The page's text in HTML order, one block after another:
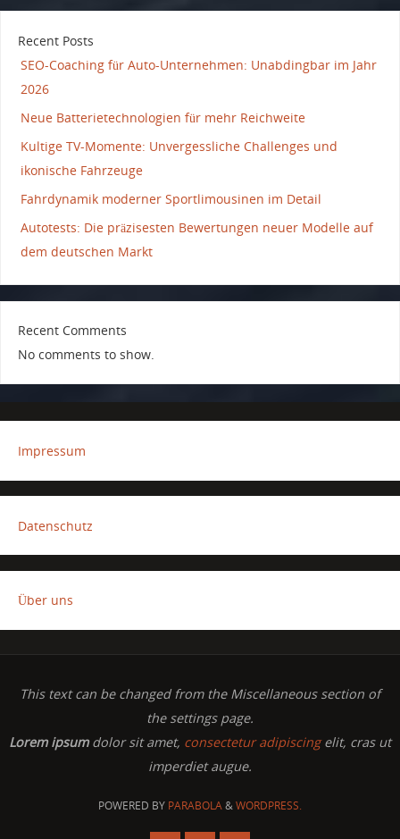
Recent Posts
SEO-Coaching für Auto-Unternehmen: Unabdingbar im Jahr
2026
Neue Batterietechnologien für mehr Reichweite
Kultige TV-Momente: Unvergessliche Challenges und
ikonische Fahrzeuge
Fahrdynamik moderner Sportlimousinen im Detail
Autotests: Die präzisesten Bewertungen neuer Modelle auf
dem deutschen Markt
Recent Comments
No comments to show.
Impressum
Datenschutz
Über uns
This text can be changed from the Miscellaneous section of
the settings page.
Lorem ipsumdolor sit amet, consectetur adipiscingelit, cras ut
imperdiet augue.
POWERED BY PARABOLA&WORDPRESS.